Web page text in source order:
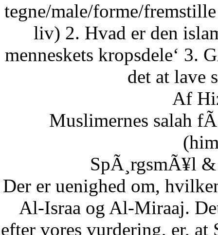
tegne/male/forme/
liv) 2. Hvad er den
menneskets kropsdele‘ 3.
det at lave
Af
Muslimernes salah
SpÃ¸rgsmÃ¥l
Der er uenighed om,
Al-Israa og Al-Miraaj.
efter vores vurdering, er, at